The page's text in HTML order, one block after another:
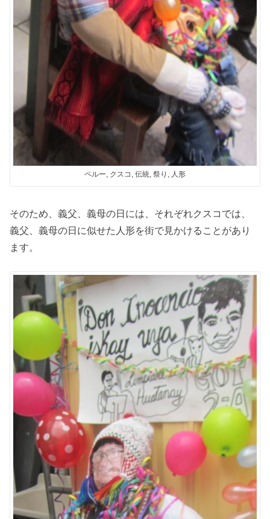
ペルー, クスコ, 伝統, 祭り, 人形
そのため、義父、義母の日には、それぞれクスコでは、
義父、義母の日に似せた人形を街で見かけることがあり
ます。